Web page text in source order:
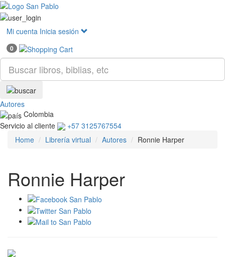
Mi cuenta Inicia sesión
0
Autores
Colombia
Servicio al cliente
+57 3125767554
Home
Librería virtual Autores Ronnie Harper
Ronnie Harper